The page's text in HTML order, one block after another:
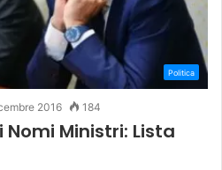
Politica
2016 184
Ministri: Lista